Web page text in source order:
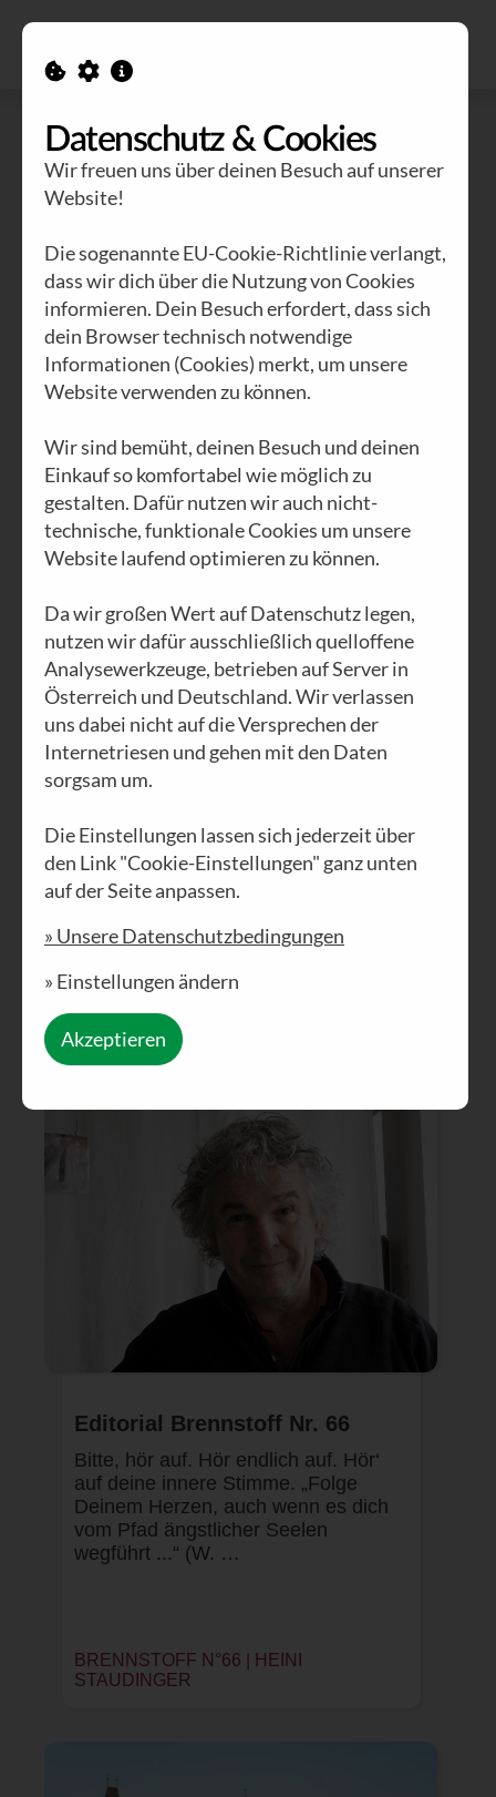
Nr. 66 | Jänner 2024
Auf-hören
Bitte, hör auf. Hör endlich auf.
Hör‘ auf deine innere Stimme.
„Folge Deinem Herzen, auch
wenn es dich vom Pfad ängstlicher
Seelen wegführt ...“ (W. Reich) Oh
ja, diese Stimmen hören wir
tagtäglich, und immer wieder liegt
hören. In der Brennstoff Ausgabe
Nr. 66 „Auf-hören“ befasst sich
das Magazin damit, ob wir fähig
sind auf die innere Stimme zu
hören und mit so manchen
aufzuhören.
PDF DOWNLOAD
Editorial Brennstoff Nr. 66
Bitte, hör auf. Hör endlich auf. Hör‘
auf deine innere Stimme. „Folge
Deinem Herzen, auch wenn es dich
vom Pfad ängstlicher Seelen
wegführt ...“ (W. …
BRENNSTOFF N°66 |
HEINI
STAUDINGER
Datenschutz & Cookies
Wir freuen uns über deinen Besuch auf unserer
Website!
Die sogenannte EU-Cookie-Richtlinie verlangt,
dass wir dich über die Nutzung von Cookies
informieren. Dein Besuch erfordert, dass sich
dein Browser technisch notwendige
Informationen (Cookies) merkt, um unsere
Website verwenden zu können.
Wir sind bemüht, deinen Besuch und deinen
Einkauf so komfortabel wie möglich zu
gestalten. Dafür nutzen wir auch nicht-
technische, funktionale Cookies um unsere
Website laufend optimieren zu können.
Da wir großen Wert auf Datenschutz legen,
nutzen wir dafür ausschließlich quelloffene
Analysewerkzeuge, betrieben auf Server in
Österreich und Deutschland. Wir verlassen
uns dabei nicht auf die Versprechen der
Internetriesen und gehen mit den Daten
sorgsam um.
Die Einstellungen lassen sich jederzeit über
den Link "Cookie-Einstellungen" ganz unten
auf der Seite anpassen.
» Unsere Datenschutzbedingungen
» Einstellungen ändern
Akzeptieren